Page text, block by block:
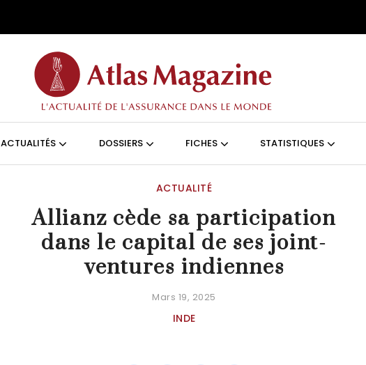
ACTUALITÉS DOSSIERS FICHES STATISTIQUES
ACTUALITÉ
Allianz cède sa participation
dans le capital de ses joint-
ventures indiennes
Mars 19, 2025
INDE